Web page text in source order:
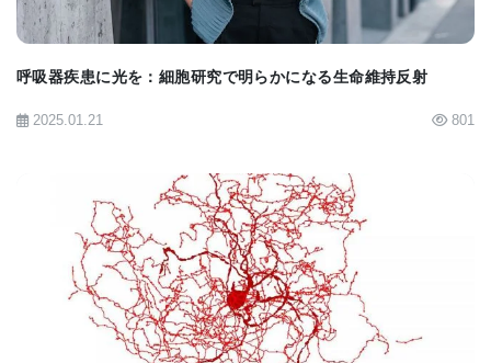
タイプを蛍光標識し、どの脳領域で軸索突起が終了
能だった。 これを行うために、研究者らは魚の幼生
にさまざまな視覚刺激を示し、それらのどれが特定
の細胞タイプを活性化するかを調査した。 たとえ
ば、ある網膜神経節細胞タイプは光に反応したが、
攻撃する捕食者のシミュレーションには反応しなか
この細胞型が機能しなくなった場合、魚の行動はど
呼吸器疾患に光を：細胞研究で明らかになる生命維持反射
2025.01.21 801
BIOMARKET JP